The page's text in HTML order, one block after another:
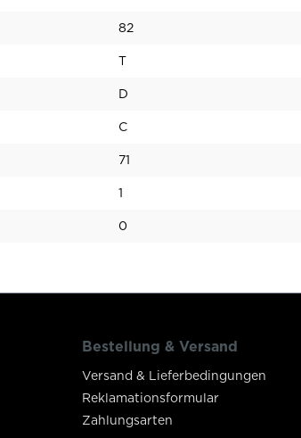
82
T
D
C
71
1
0
Bestellung & Versand
Versand & Lieferbedingungen
Reklamationsformular
Zahlungsarten